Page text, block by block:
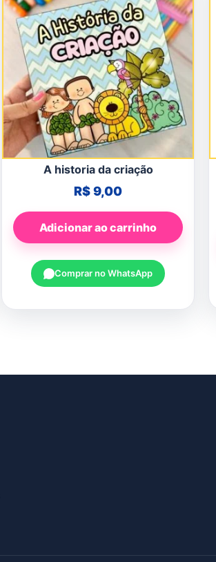
A historia da criação
R$9,00
Adicionar ao carrinho
Comprar no WhatsApp